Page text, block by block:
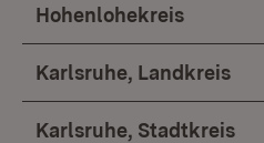
Hohenlohekreis
Karlsruhe, Landkreis
Karlsruhe, Stadtkreis